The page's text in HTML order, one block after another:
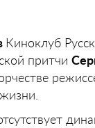
Киноклуб
притчи